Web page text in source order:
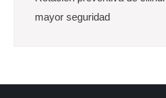
mayor seguridad